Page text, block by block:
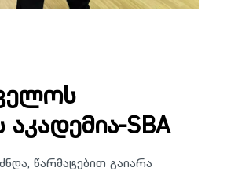
აკადემია-SBA
წარმატებით გაიარა